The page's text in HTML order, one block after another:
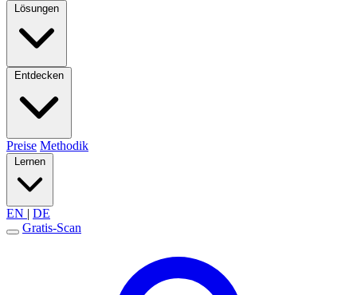
Lösungen
Entdecken
Preise Methodik
Lernen
EN | DE
Gratis-Scan